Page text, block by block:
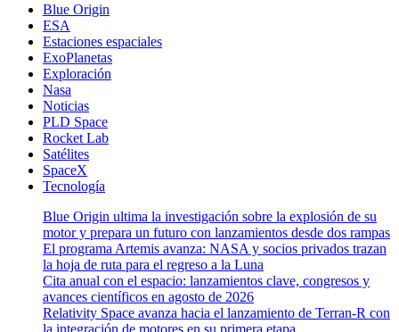
Blue Origin
ESA
Estaciones espaciales
ExoPlanetas
Exploración
Nasa
Noticias
PLD Space
Rocket Lab
Satélites
SpaceX
Tecnología
Blue Origin ultima la investigación sobre la explosión de su
motor y prepara un futuro con lanzamientos desde dos rampas
El programa Artemis avanza: NASA y socios privados trazan
la hoja de ruta para el regreso a la Luna
Cita anual con el espacio: lanzamientos clave, congresos y
avances científicos en agosto de 2026
Relativity Space avanza hacia el lanzamiento de Terran-R con
la integración de motores en su primera etapa